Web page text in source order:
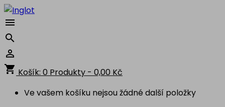



shopping_cart Košík: 0 Produkty - 0,00 Kč
Ve vašem košíku nejsou žádné další položky